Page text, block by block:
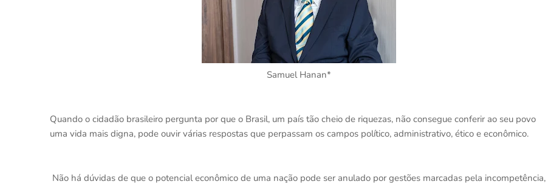
Samuel Hanan*
Quando o cidadão brasileiro pergunta por que o Brasil, um país tão cheio de riquezas, não consegue conferir ao seu povo
uma vida mais digna, pode ouvir várias respostas que perpassam os campos político, administrativo, ético e econômico.
Não há dúvidas de que o potencial econômico de uma nação pode ser anulado por gestões marcadas pela incompetência,